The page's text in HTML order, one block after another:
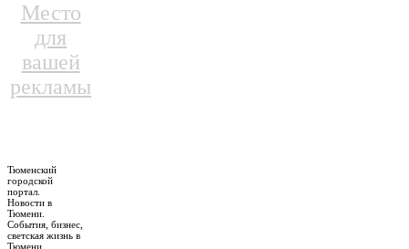
Место
для
вашей
рекламы
Тюменский
городской
портал.
Новости в
Тюмени.
События, бизнес,
светская жизнь в
Тюмени.